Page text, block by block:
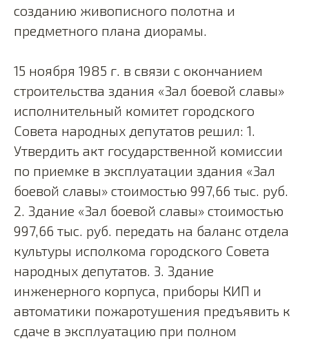
созданию живописного полотна и
предметного плана диорамы.
15 ноября 1985 г. в связи с окончанием
строительства здания «Зал боевой славы»
исполнительный комитет городского
Совета народных депутатов решил: 1.
Утвердить акт государственной комиссии
по приемке в эксплуатации здания «Зал
боевой славы» стоимостью 997,66 тыс. руб.
2. Здание «Зал боевой славы» стоимостью
997,66 тыс. руб. передать на баланс отдела
культуры исполкома городского Совета
народных депутатов. 3. Здание
инженерного корпуса, приборы КИП и
автоматики пожаротушения предъявить к
сдаче в эксплуатацию при полном